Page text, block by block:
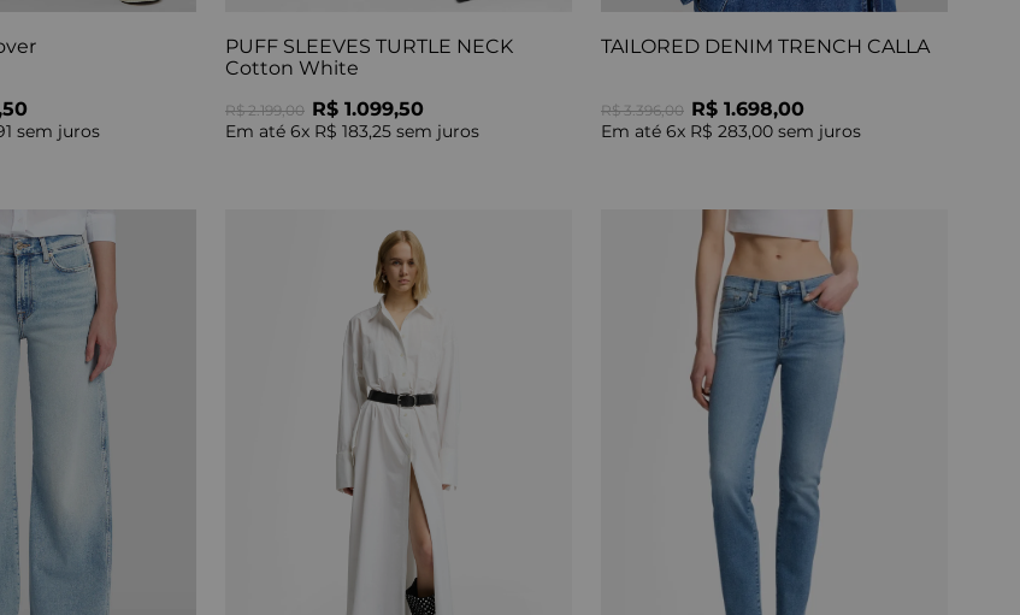
sem juros
PUFF SLEEVES TURTLE NECK
Cotton White
R$ 2.199,00 R$ 1.099,50
Em até 6x R$ 183,25 sem juros
TAILORED DENIM TRENCH CALLA
R$ 3.396,00 R$ 1.698,00
Em até 6x R$ 283,00 sem juros